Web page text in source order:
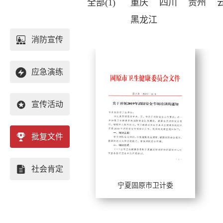
消防宣传
应急演练
宣传活动
批复文件
社会肯定
全部(1) 重庆 四川 贵州
黑龙江
宁夏固原市卫计委
工作年限：